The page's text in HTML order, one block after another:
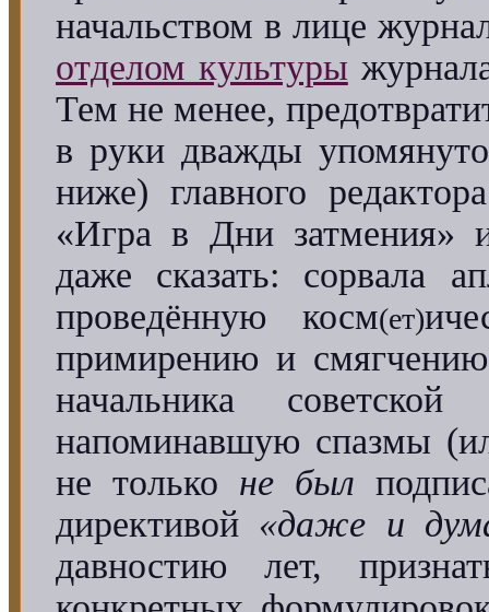
начальством в лице
отделом культуры
Тем не менее,
в руки дважды
ниже) главного
«Игра в Дни затмения»
даже сказать: сорвала
проведённую косм(ет)
примирению и
начальника
напоминавшую спазмы
не только не был
директивой «даже и
давностию лет,